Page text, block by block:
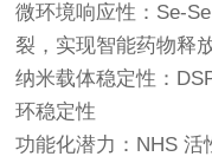
微环境响应性：Se-
裂，实现智能药物释
纳米载体稳定性：
环稳定性
功能化潜力：NHS